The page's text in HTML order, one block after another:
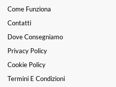
Come Funziona
Contatti
Dove Consegniamo
Privacy Policy
Cookie Policy
Termini E Condizioni